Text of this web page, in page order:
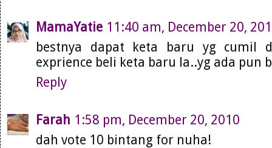
MamaYatie 11:40 am, December 20,
bestnya dapat keta baru yg cumil
exprience beli keta baru la..yg ada pun
Reply
Farah 1:58 pm, December 20, 2010
dah vote 10 bintang for nuha!